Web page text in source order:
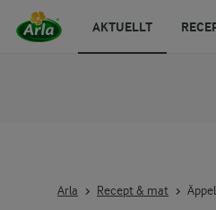
Arla Recept & mat
AKTUELLT